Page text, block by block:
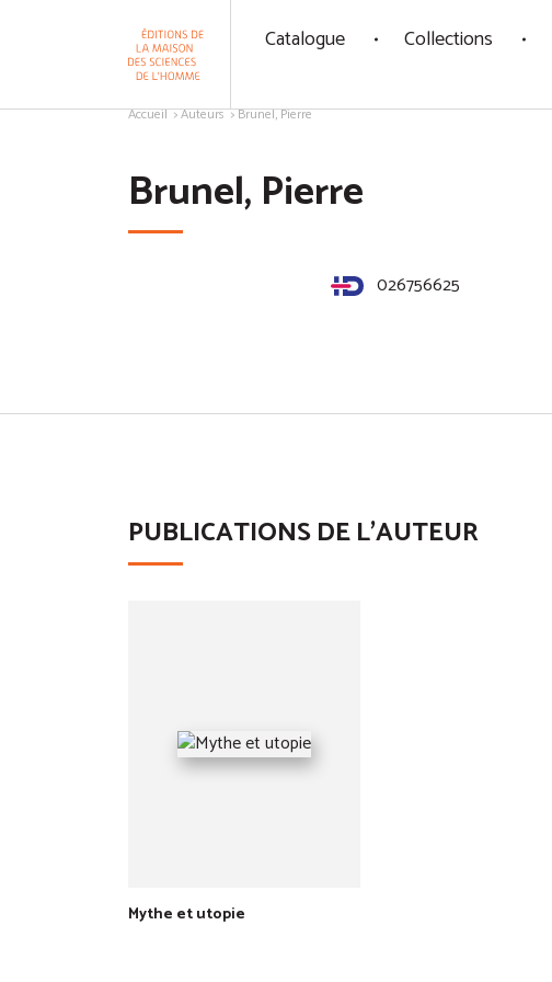
Catalogue Collections
Accueil Auteurs Brunel, Pierre
Brunel, Pierre
026756625
PUBLICATIONS DE L'AUTEUR
Mythe et utopie